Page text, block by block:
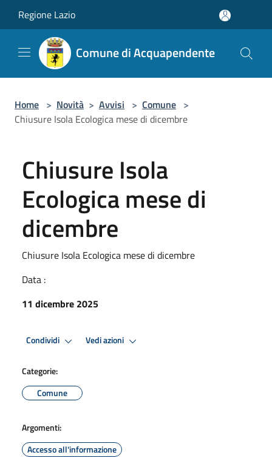
Regione Lazio
Comune di Acquapendente
Home > Novità > Avvisi > Comune >
Chiusure Isola Ecologica mese di dicembre
Chiusure Isola
Ecologica mese di
dicembre
Chiusure Isola Ecologica mese di dicembre
Data :
11 dicembre 2025
Condividi Vedi azioni
Categorie:
Comune
Argomenti:
Accesso all'informazione